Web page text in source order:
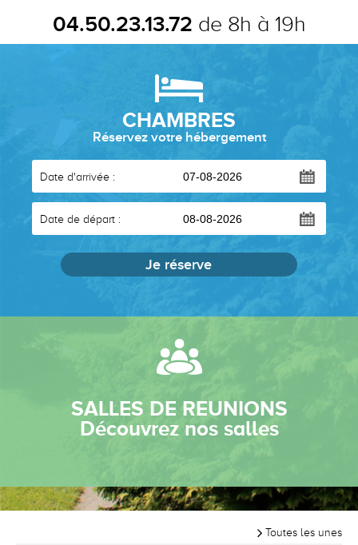
04.50.23.13.72 de 8h à 19h
CHAMBRES
Date d'arrivée :
Date de départ :
SALLES DE REUNIONS
Je découvre
Toutes les unes